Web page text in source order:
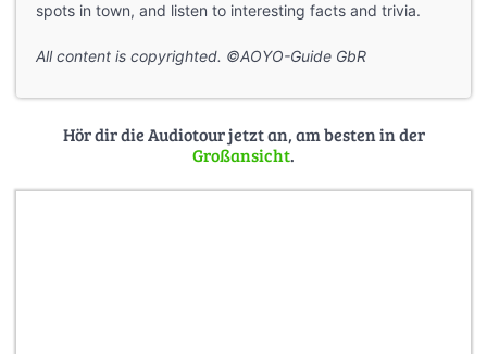
spots in town, and listen to interesting facts and trivia.
All content is copyrighted. ©AOYO-Guide GbR
Hör dir die Audiotour jetzt an, am besten in der
Großansicht.